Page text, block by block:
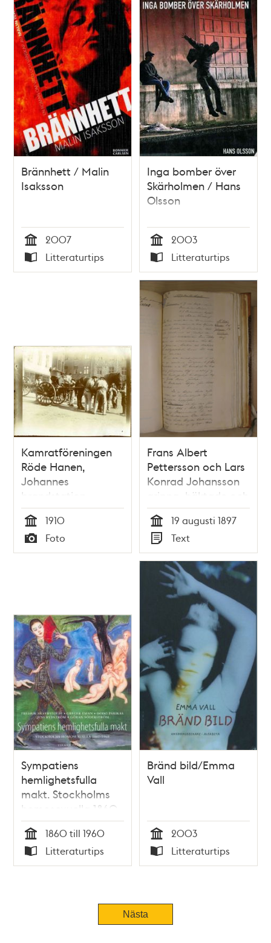
Brännhett / Malin
Isaksson
Tid
2007
Typ
Litteraturtips
Inga bomber över
Skärholmen / Hans
Olsson
Tid
2003
Typ
Litteraturtips
Kamratföreningen
Röde Hanen,
Johannes
brandstation
Tid
1910
Typ
Foto
Frans Albert
Pettersson och Lars
Konrad Johansson
gripna, häktade och
dömda för ”otukt,
som mot naturen
är” i augusti 1897.
Tid
19 augusti 1897
Typ
Text
Sympatiens
hemlighetsfulla
makt. Stockholms
homosexuella 1860-
1960.
Tid
1860 till 1960
Typ
Litteraturtips
Bränd bild/Emma
Vall
Tid
2003
Typ
Litteraturtips
Nästa